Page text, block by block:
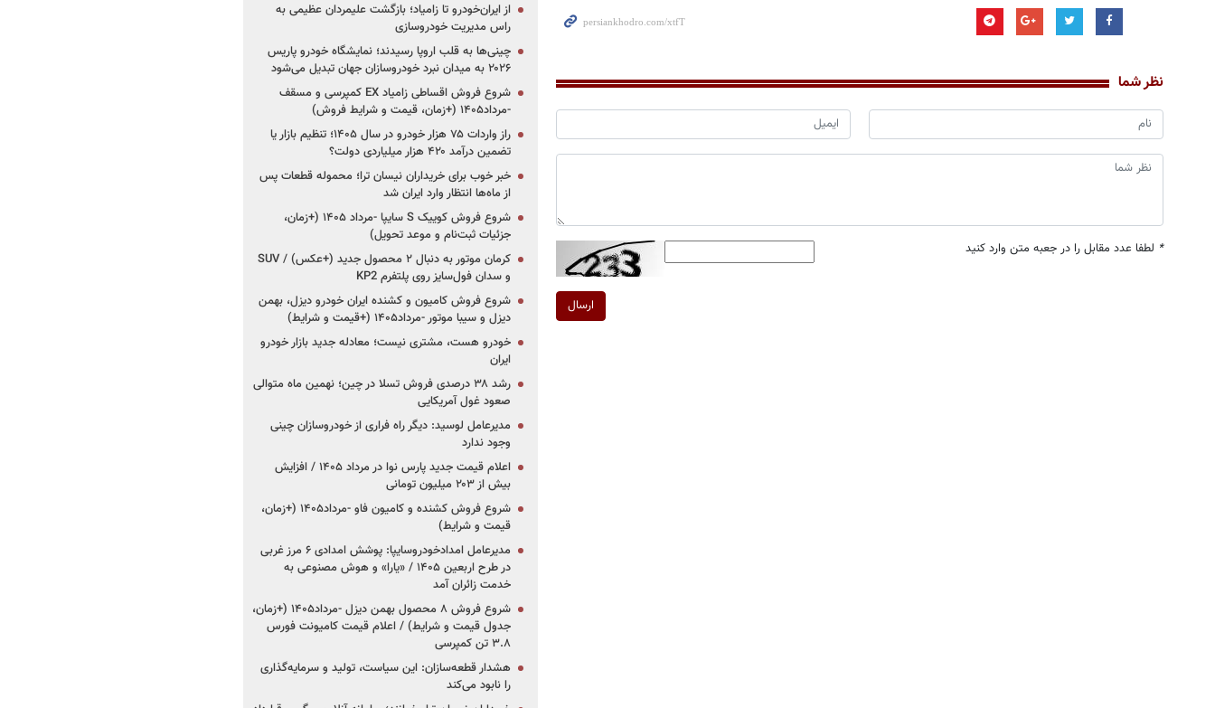
نظر شما
* لطفا عدد مقابل را در جعبه متن وارد کنید
ارسال
از ایران‌خودرو تا زامیاد؛ بازگشت علیمردان عظیمی به
راس مدیریت خودروسازی
چینی‌ها به قلب اروپا رسیدند؛ نمایشگاه خودرو پاریس
۲۰۲۶ به میدان نبرد خودروسازان جهان تبدیل می‌شود
شروع فروش اقساطی زامیاد EX کمپرسی و مسقف
-مرداد۱۴۰۵ (+زمان، قیمت و شرایط فروش)
راز واردات ۷۵ هزار خودرو در سال ۱۴۰۵؛ تنظیم بازار یا
تضمین درآمد ۴۲۰ هزار میلیاردی دولت؟
خبر خوب برای خریداران نیسان ترا؛ محموله قطعات پس
از ماه‌ها انتظار وارد ایران شد
شروع فروش کوییک S سایپا -مرداد ۱۴۰۵ (+زمان،
جزئیات ثبت‌نام و موعد تحویل)
کرمان موتور به دنبال ۲ محصول جدید (+عکس) / SUV
و سدان فول‌سایز روی پلتفرم KP2
شروع فروش کامیون و کشنده ایران خودرو دیزل، بهمن
دیزل و سیبا موتور -مرداد۱۴۰۵ (+قیمت و شرایط)
خودرو هست، مشتری نیست؛ معادله جدید بازار خودرو
ایران
رشد ۳۸ درصدی فروش تسلا در چین؛ نهمین ماه متوالی
صعود غول آمریکایی
مدیرعامل لوسید: دیگر راه فراری از خودروسازان چینی
وجود ندارد
اعلام قیمت جدید پارس نوا در مرداد ۱۴۰۵ / افزایش
بیش از ۲۰۳ میلیون تومانی
شروع فروش کشنده و کامیون فاو -مرداد۱۴۰۵ (+زمان،
قیمت و شرایط)
مدیرعامل امدادخودروسایپا: پوشش امدادی ۶ مرز غربی
در طرح اربعین ۱۴۰۵ / «یارا» و هوش مصنوعی به
خدمت زائران آمد
شروع فروش ۸ محصول بهمن دیزل -مرداد۱۴۰۵ (+زمان،
جدول قیمت و شرایط) / اعلام قیمت کامیونت فورس
۳.۸ تن کمپرسی
هشدار قطعه‌سازان: این سیاست، تولید و سرمایه‌گذاری
را نابود می‌کند